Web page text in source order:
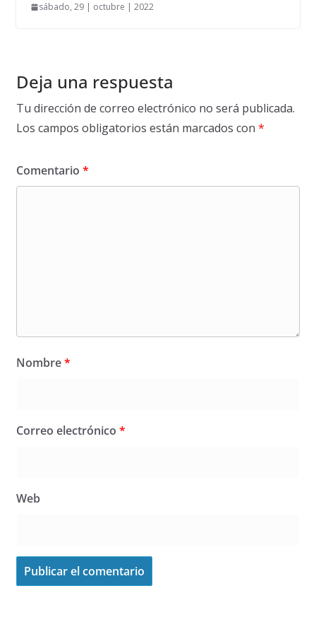
sábado, 29 | octubre | 2022
Deja una respuesta
Tu dirección de correo electrónico no será publicada.
Los campos obligatorios están marcados con *
Comentario *
Nombre*
Correo electrónico *
Web